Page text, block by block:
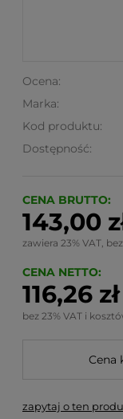
Ocena:
Marka:
Kod produktu:
Dostępność:
CENA BRUTTO:
143,00
zawiera 23% VAT,
CENA NETTO:
116,26 zł
bez 23% VAT i
Cena
zapytaj o ten